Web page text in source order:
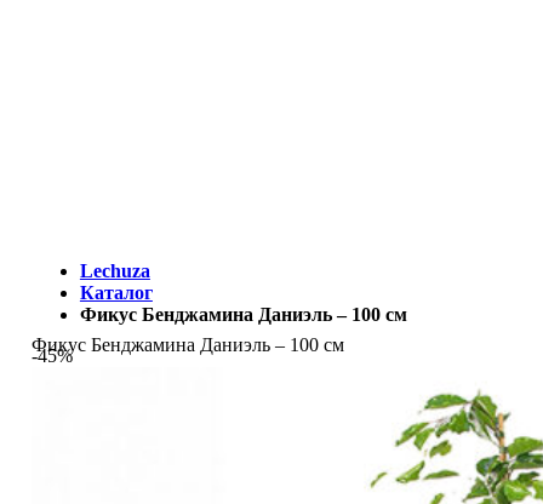
Lechuza
Каталог
Фикус Бенджамина Даниэль – 100 см
Фикус Бенджамина Даниэль – 100 см
-45%